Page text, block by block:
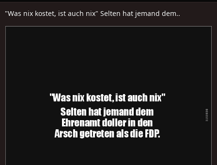
"Was nix kostet, ist auch nix" Selten hat jemand dem..